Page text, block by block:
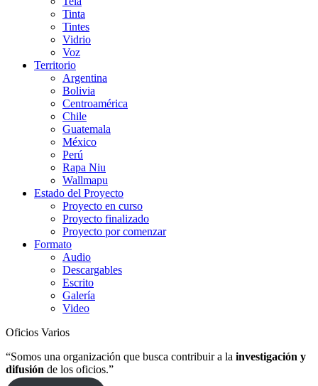
Tinta
Tintes
Vidrio
Voz
Territorio
Argentina
Bolivia
Centroamérica
Chile
Guatemala
México
Perú
Rapa Niu
Wallmapu
Estado del Proyecto
Proyecto en curso
Proyecto finalizado
Proyecto por comenzar
Formato
Audio
Descargables
Escrito
Galería
Video
Oficios Varios
“Somos una organización que busca contribuir a la investigación y
difusión de los oficios.”